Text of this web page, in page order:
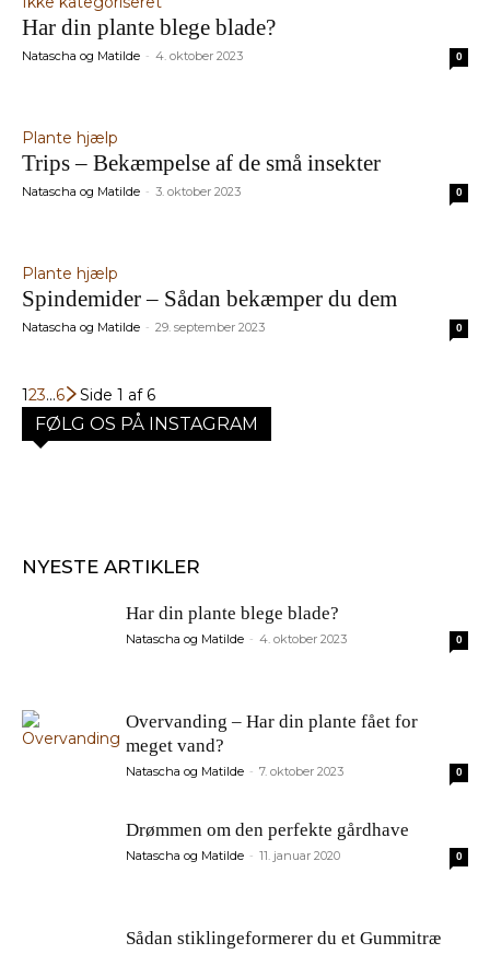
Har din plante blege blade?
Natascha og Matilde - 4. oktober 2023 0
Plante hjælp
Trips – Bekæmpelse af de små insekter
Natascha og Matilde - 3. oktober 2023 0
Plante hjælp
Spindemider – Sådan bekæmper du dem
Natascha og Matilde - 29. september 2023 0
123...6 Side 1 af 6
FØLG OS PÅ INSTAGRAM
NYESTE ARTIKLER
Har din plante blege blade?
Natascha og Matilde - 4. oktober 2023 0
Overvanding – Har din plante fået for
meget vand?
Natascha og Matilde - 7. oktober 2023 0
Drømmen om den perfekte gårdhave
Natascha og Matilde - 11. januar 2020 0
Sådan stiklingeformerer du et Gummitræ